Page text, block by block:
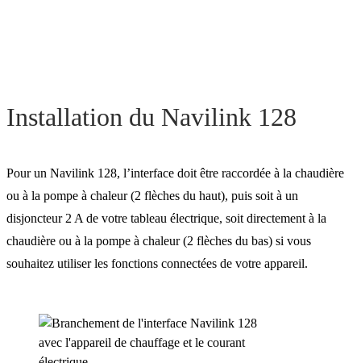
Installation du Navilink 128
Pour un Navilink 128, l’interface doit être raccordée à la chaudière
ou à la pompe à chaleur (2 flèches du haut), puis soit à un
disjoncteur 2 A de votre tableau électrique, soit directement à la
chaudière ou à la pompe à chaleur (2 flèches du bas) si vous
souhaitez utiliser les fonctions connectées de votre appareil.